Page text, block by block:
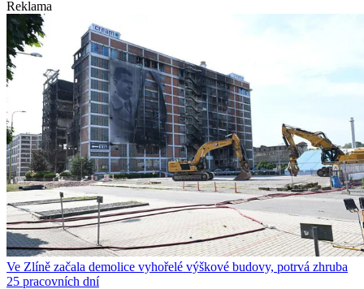
Reklama
Ve Zlíně začala demolice vyhořelé výškové budovy, potrvá zhruba
25 pracovních dní